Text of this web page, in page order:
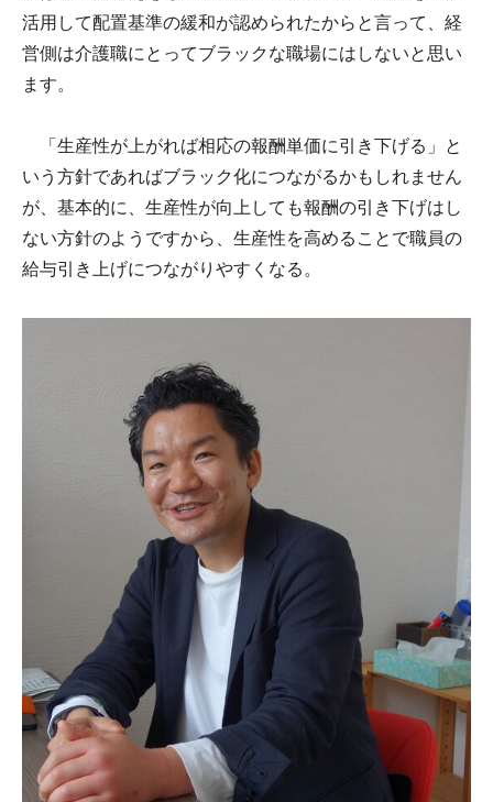
活用して配置基準の緩和が認められたからと言って、経
営側は介護職にとってブラックな職場にはしないと思い
ます。
「生産性が上がれば相応の報酬単価に引き下げる」と
いう方針であればブラック化につながるかもしれません
が、基本的に、生産性が向上しても報酬の引き下げはし
ない方針のようですから、生産性を高めることで職員の
給与引き上げにつながりやすくなる。